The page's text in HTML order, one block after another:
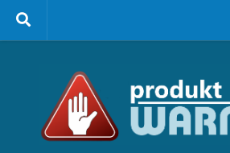
Zum Inhalt springen